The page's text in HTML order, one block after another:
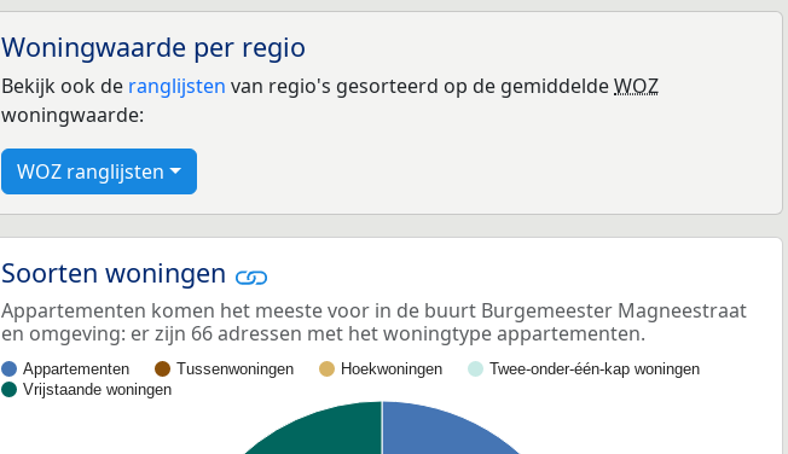
Woningwaarde per regio
Bekijk ook de ranglijsten van regio's gesorteerd op de gemiddeldeWOZ
woningwaarde:
WOZ ranglijsten
Soorten woningen
Appartementen komen het meeste voor in de buurt Burgemeester Magneestraat
en omgeving: er zijn 66 adressen met het woningtype appartementen.
Appartementen Tussenwoningen Hoekwoningen
Twee-onder-één-kap woningen
Vrijstaande woningen